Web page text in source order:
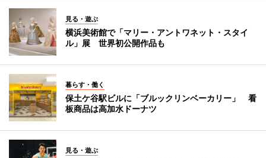
見る・遊ぶ
横浜美術館で「マリー・アントワネット・スタイ
ル」展 世界初公開作品も
暮らす・働く
保土ケ谷駅ビルに「ブルックリンベーカリー」 看
板商品は高加水ドーナツ
見る・遊ぶ